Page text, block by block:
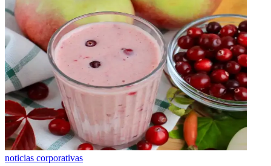
noticias corporativas